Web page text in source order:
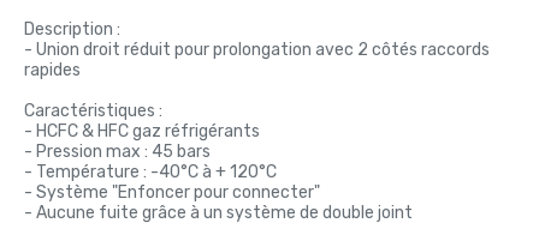
Description :
- Union droit réduit pour prolongation avec 2 côtés raccords
rapides
Caractéristiques :
- HCFC & HFC gaz réfrigérants
- Pression max : 45 bars
- Température : -40°C à + 120°C
- Système "Enfoncer pour connecter"
- Aucune fuite grâce à un système de double joint